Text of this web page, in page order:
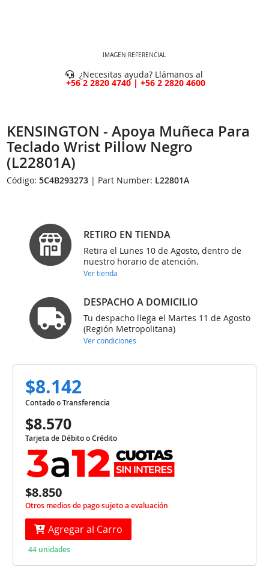
IMAGEN REFERENCIAL
¿Necesitas ayuda? Llámanos al
+56 2 2820 4740 | +56 2 2820 4600
KENSINGTON - Apoya Muñeca Para
Teclado Wrist Pillow Negro
(L22801A)
Código:5C4B293273 | Part Number: L22801A
RETIRO EN TIENDA
Retira el Lunes 10 de Agosto, dentro de
nuestro horario de atención.
Ver tienda
DESPACHO A DOMICILIO
Tu despacho llega el Martes 11 de Agosto
(Región Metropolitana)
Ver condiciones
$8.142
Contado o Transferencia
$8.570
Tarjeta de Débito o Crédito
$8.850
Otros medios de pago sujeto a evaluación
Agregar al Carro
44 unidades